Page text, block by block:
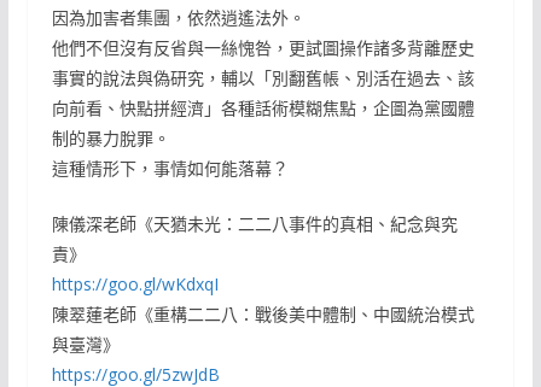
因為加害者集團，依然逍遙法外。
他們不但沒有反省與一絲愧咎，更試圖操作諸多背離歷史
事實的說法與偽研究，輔以「別翻舊帳、別活在過去、該
向前看、快點拼經濟」各種話術模糊焦點，企圖為黨國體
制的暴力脫罪。
這種情形下，事情如何能落幕？
陳儀深老師《天猶未光：二二八事件的真相、紀念與究
責》
https://goo.gl/wKdxqI
陳翠蓮老師《重構二二八：戰後美中體制、中國統治模式
與臺灣》
https://goo.gl/5zwJdB